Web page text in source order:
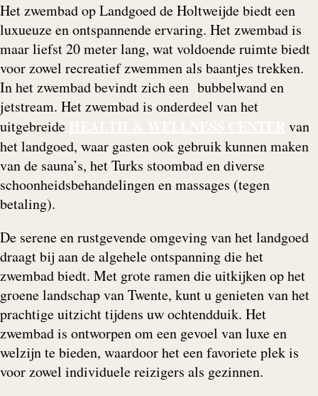
Het zwembad op Landgoed de Holtweijde biedt een
luxueuze en ontspannende ervaring. Het zwembad is
maar liefst 20 meter lang, wat voldoende ruimte biedt
voor zowel recreatief zwemmen als baantjes trekken.
In het zwembad bevindt zich een bubbelwand en
jetstream. Het zwembad is onderdeel van het
uitgebreide
van
het landgoed, waar gasten ook gebruik kunnen maken
van de sauna’s, het Turks stoombad en diverse
schoonheidsbehandelingen en massages​ (tegen
betaling).
De serene en rustgevende omgeving van het landgoed
draagt bij aan de algehele ontspanning die het
zwembad biedt. Met grote ramen die uitkijken op het
groene landschap van Twente, kunt u genieten van het
prachtige uitzicht tijdens uw ochtendduik. Het
zwembad is ontworpen om een gevoel van luxe en
welzijn te bieden, waardoor het een favoriete plek is
voor zowel individuele reizigers als gezinnen.